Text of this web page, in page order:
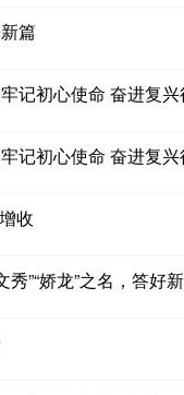
篇
记初心使命 奋进复
记初心使命 奋进复
收
”“娇龙”之名，答好